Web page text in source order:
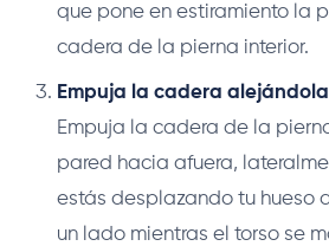
que pone en estiramiento la
cadera de la pierna interior.
Empuja la cadera
Empuja la cadera de la
pared hacia afuera,
estás desplazando tu hueso
un lado mientras el torso se